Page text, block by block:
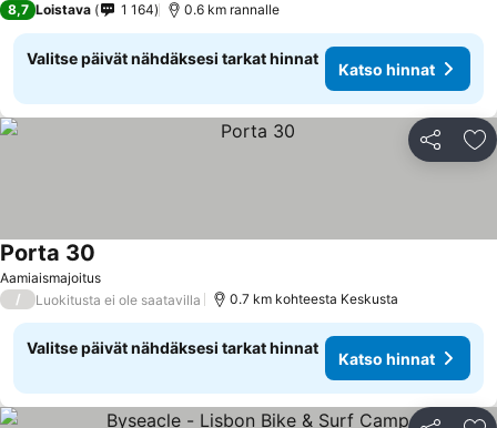
8,7 Loistava 1 164 0.6 km rannalle
Valitse päivät nähdäksesi tarkat hinnat
Katso hinnat
Jaa
Aamiaismajoitus
Porta 30
/ Luokitusta ei ole saatavilla 0.7 km kohteesta Keskusta
Valitse päivät nähdäksesi tarkat hinnat
Katso hinnat